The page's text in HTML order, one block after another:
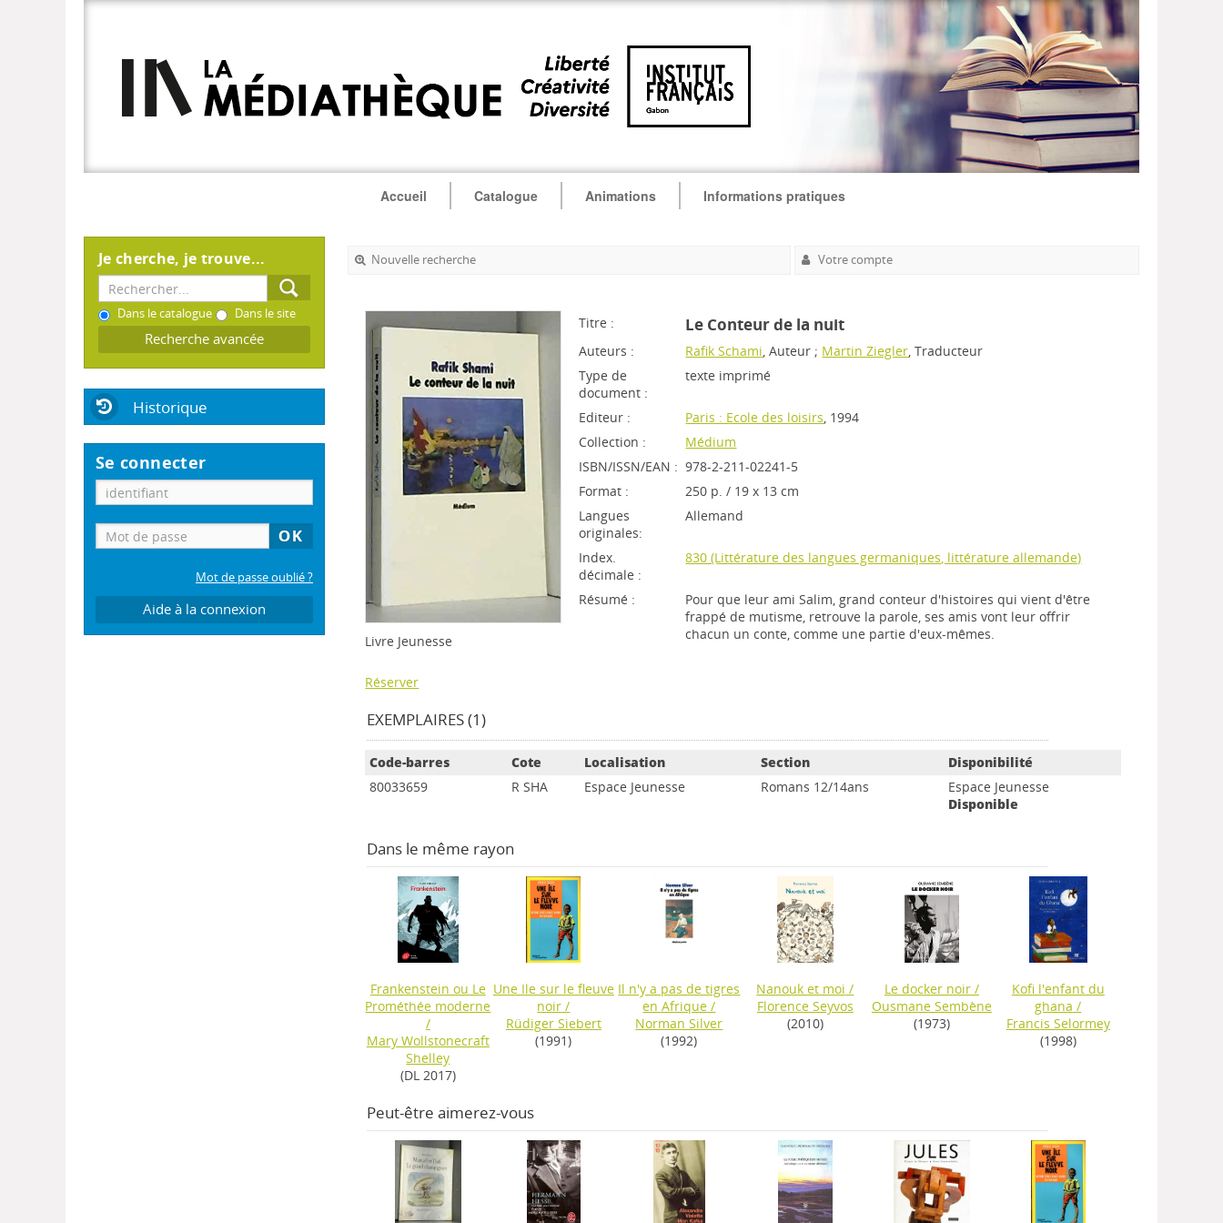
Accueil Catalogue Animations Informations pratiques
Je cherche, je trouve...
Dans le catalogue Dans le site
Recherche avancée
Historique
Se connecter
Mot de passe oublié ?
Aide à la connexion
Nouvelle recherche Votre compte
Livre Jeunesse
Titre : Le Conteur de la nuit
Auteurs : Rafik Schami, Auteur ; Martin Ziegler, Traducteur
Type de
document :
texte imprimé
Editeur : Paris : Ecole des loisirs, 1994
Collection :
Médium
ISBN/ISSN/EAN : 978-2-211-02241-5
Format :
250 p. / 19 x 13 cm
Langues
originales:
Allemand
Index.
décimale :
830 (Littérature des langues germaniques, littérature allemande)
Résumé :
Pour que leur ami Salim, grand conteur d'histoires qui vient d'être
frappé de mutisme, retrouve la parole, ses amis vont leur offrir
chacun un conte, comme une partie d'eux-mêmes.
Réserver
EXEMPLAIRES (1)
Code-barres Cote Localisation Section
Disponibilité
80033659
R SHA Espace Jeunesse Romans 12/14ans
Espace Jeunesse
Disponible
Dans le même rayon
Frankenstein ou Le
Prométhée moderne
/
Mary Wollstonecraft
Shelley
(DL 2017)
Une Ile sur le fleuve
noir /
Rüdiger Siebert
(1991)
Il n'y a pas de tigres
en Afrique /
Norman Silver
(1992)
Nanouk et moi /
Florence Seyvos
(2010)
Le docker noir/
Ousmane Sembène
(1973)
Kofi l'enfant du
ghana /
Francis Selormey
(1998)
Peut-être aimerez-vous